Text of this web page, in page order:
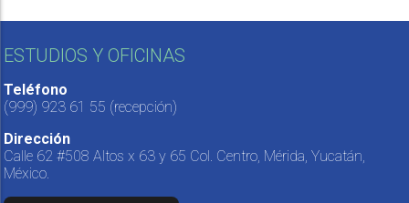
ESTUDIOS Y OFICINAS
Teléfono
(999) 923 61 55 (recepción)
Dirección
Calle 62 #508 Altos x 63 y 65 Col. Centro, Mérida, Yucatán,
México.